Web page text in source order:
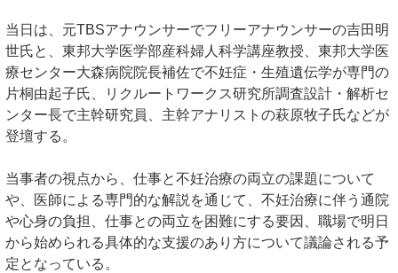
当日は、元TBSアナウンサーでフリーアナウンサーの吉田明
世氏と、東邦大学医学部産科婦人科学講座教授、東邦大学医
療センター大森病院院長補佐で不妊症・生殖遺伝学が専門の
片桐由起子氏、リクルートワークス研究所調査設計・解析セ
ンター長で主幹研究員、主幹アナリストの萩原牧子氏などが
登壇する。
当事者の視点から、仕事と不妊治療の両立の課題について
や、医師による専門的な解説を通じて、不妊治療に伴う通院
や心身の負担、仕事との両立を困難にする要因、職場で明日
から始められる具体的な支援のあり方について議論される予
定となっている。